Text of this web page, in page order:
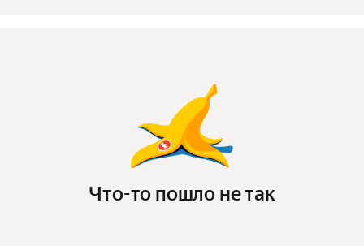
Что-то пошло не так